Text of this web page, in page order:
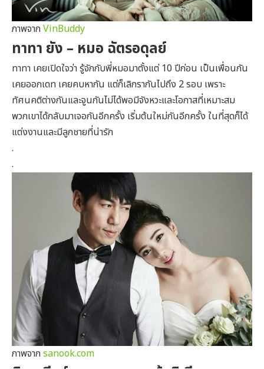
ภาพจาก VinBuddy
ทาทา ยัง – หมอ ฉัตรอดุลย์
ทาทา เคยเปิดใจว่า รู้จักกับพี่หมอมาตั้งแต่ 10 ปีก่อน เป็นเพื่อนกัน
เคยออกเดท เคยคบหากัน แต่ก็เลิกรากันไปถึง 2 รอบ เพราะ
ทัศนคติต่างกันและจูนกันไม่ได้พอมีจังหวะและโอกาสที่เหมาะสม
พวกเขาได้กลับมาเจอกันอีกครั้ง เริ่มต้นใหม่กันอีกครั้ง ในที่สุดก็ได้
แต่งงานและมีลูกชายที่น่ารัก
.
.
ภาพจาก sanook.com